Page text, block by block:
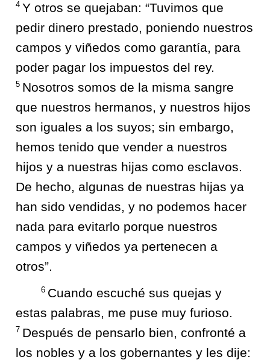
4 Y otros se quejaban: “Tuvimos que
pedir dinero prestado, poniendo nuestros
campos y viñedos como garantía, para
poder pagar los impuestos del rey.
5 Nosotros somos de la misma sangre
que nuestros hermanos, y nuestros hijos
son iguales a los suyos; sin embargo,
hemos tenido que vender a nuestros
hijos y a nuestras hijas como esclavos.
De hecho, algunas de nuestras hijas ya
han sido vendidas, y no podemos hacer
nada para evitarlo porque nuestros
campos y viñedos ya pertenecen a
otros”.
6 Cuando escuché sus quejas y
estas palabras, me puse muy furioso.
7 Después de pensarlo bien, confronté a
los nobles y a los gobernantes y les dije: